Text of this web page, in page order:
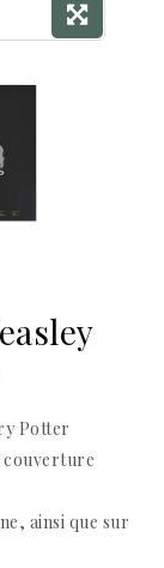
Potter
couverture
ainsi que sur